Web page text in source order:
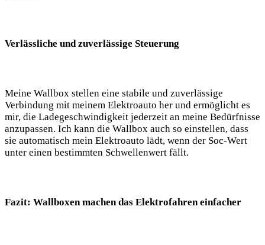
Verlässliche und zuverlässige Steuerung
Meine Wallbox stellen eine stabile und zuverlässige
Verbindung mit meinem Elektroauto her und ermöglicht es
mir, die Ladegeschwindigkeit jederzeit an meine Bedürfnisse
anzupassen. Ich kann die Wallbox auch so einstellen, dass
sie automatisch mein Elektroauto lädt, wenn der Soc-Wert
unter einen bestimmten Schwellenwert fällt.
Fazit: Wallboxen machen das Elektrofahren einfacher